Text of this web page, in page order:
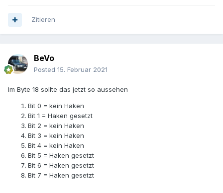
Zitieren
BeVo
Posted 15. Februar 2021
Im Byte 18 sollte das jetzt so aussehen
Bit 0 = kein Haken
Bit 1 = Haken gesetzt
Bit 2 = kein Haken
Bit 3 = kein Haken
Bit 4 = kein Haken
Bit 5 = Haken gesetzt
Bit 6 = Haken gesetzt
Bit 7 = Haken gesetzt